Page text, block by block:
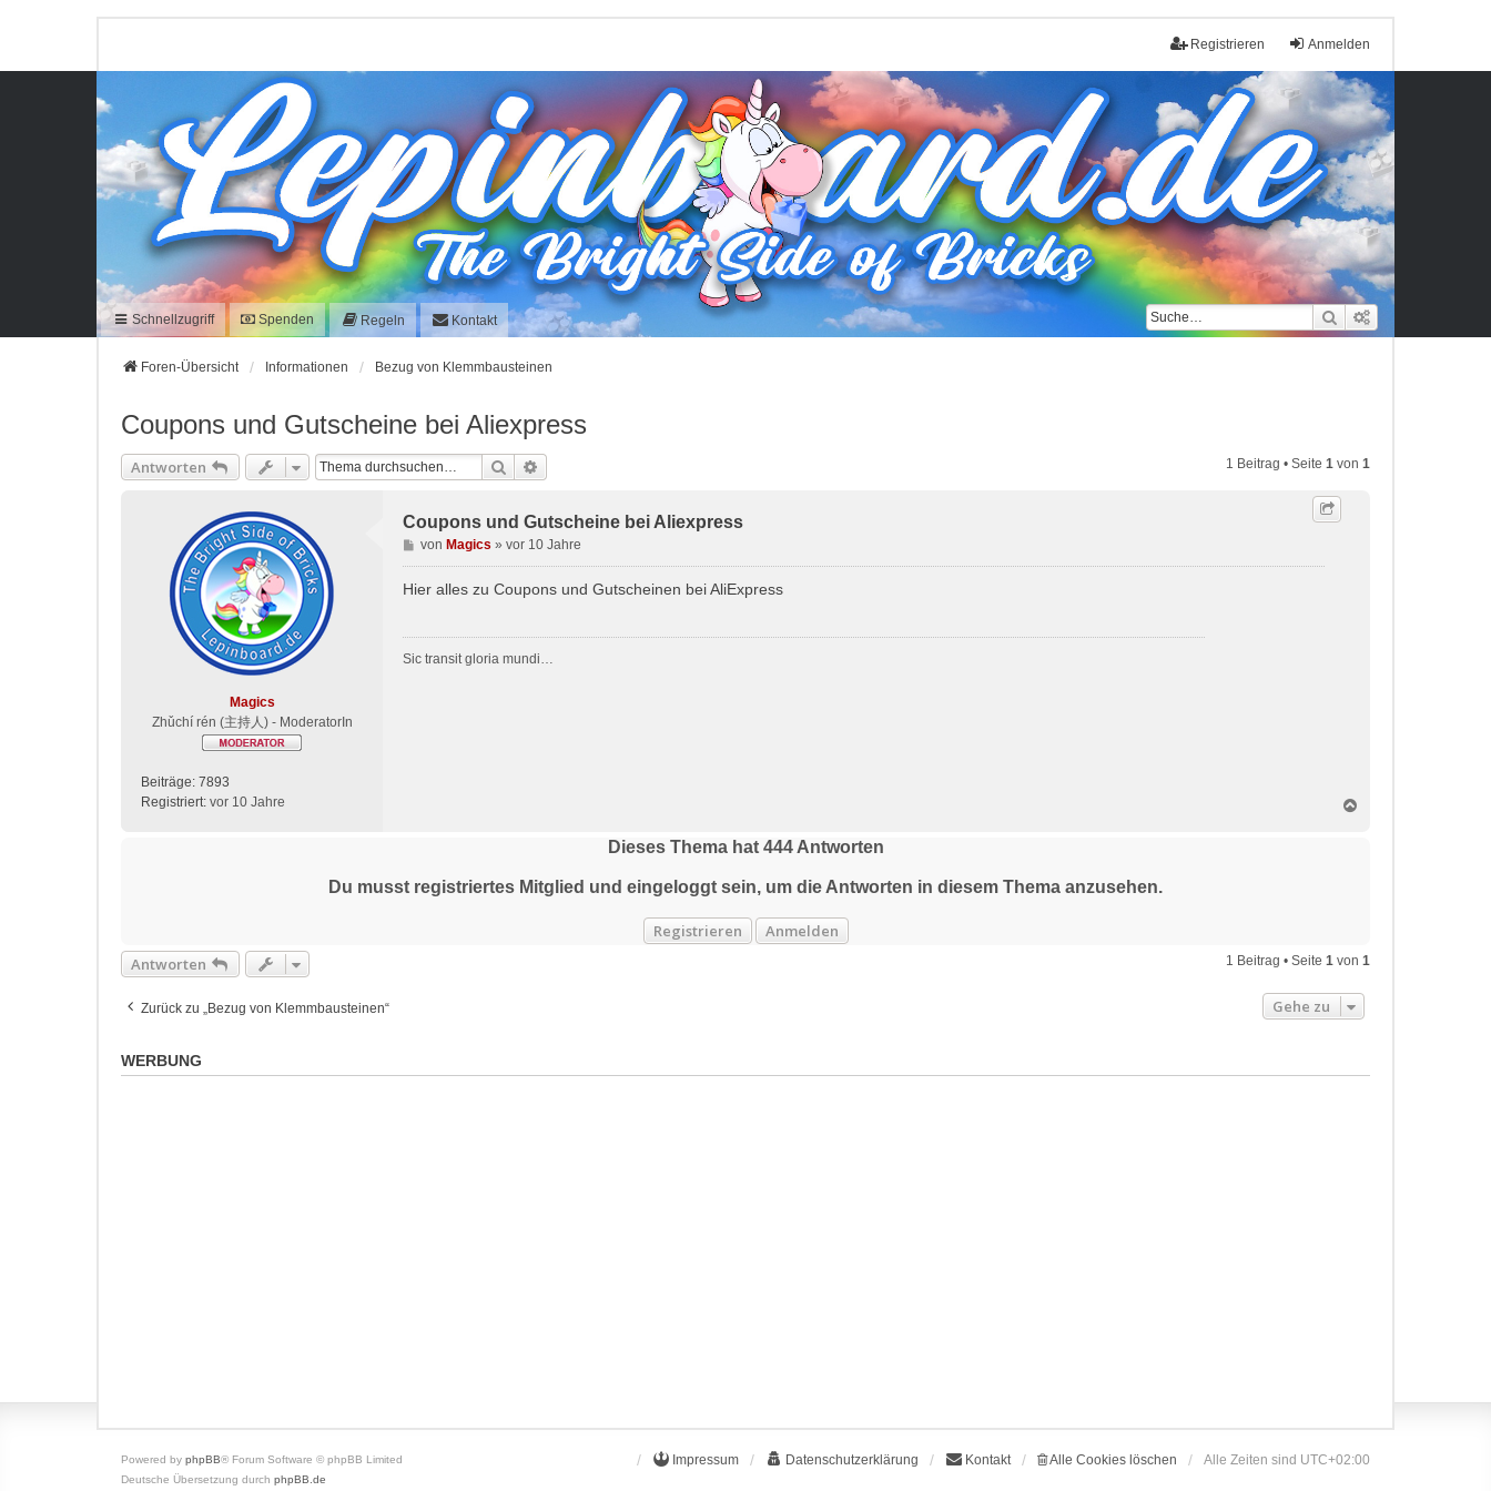
Anmelden
Registrieren
Schnellzugriff Spenden Regeln Kontakt Suche
Foren-Übersicht Informationen Bezug von Klemmbausteinen
Coupons und Gutscheine bei Aliexpress
Antworten Suche 1 Beitrag • Seite 1 von 1
Magics
Zhǔchí rén (主持人) - ModeratorIn
Beiträge: 7893
Registriert: vor 10 Jahre
Coupons und Gutscheine bei Aliexpress
B
e
i
g
von Magics » vor 10 Jahre
Hier alles zu Coupons und Gutscheinen bei AliExpress
Sic transit gloria mundi…
Dieses Thema hat 444Antworten
Du musst registriertes Mitglied und eingeloggt sein, um die Antworten in diesem Thema anzusehen.
Registrieren
Anmelden
Antworten
1 Beitrag • Seite 1 von 1
Zurück zu „Bezug von Klemmbausteinen“ Gehe zu
WERBUNG
Impressum Datenschutzerklärung Kontakt Alle Cookies löschen Alle Zeiten sind UTC+02:00
Powered by phpBB® Forum Software © phpBB Limited
Deutsche Übersetzung durch phpBB.de